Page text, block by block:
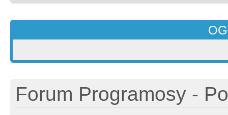
Forum Programosy -